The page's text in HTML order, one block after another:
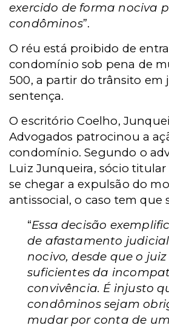
exercido de forma nociva
condôminos”.
O réu está proibido de
condomínio sob pena de
500, a partir do trânsito em
sentença.
O escritório Coelho,
Advogados patrocinou a
condomínio.Segundo o
Luiz Junqueira, sócio titular
se chegar a expulsão do
antissocial, o caso tem que
“Essa decisão
de afastamento
nocivo, desde que o
suficientes da
convivência. É injusto
condôminos sejam
mudar por conta de